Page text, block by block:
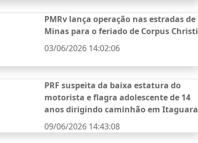
PMRv lança operação nas estradas de
Minas para o feriado de Corpus Christi
03/06/2026 14:02:06
PRF suspeita da baixa estatura do
motorista e flagra adolescente de 14
anos dirigindo caminhão em Itaguara
09/06/2026 14:43:08